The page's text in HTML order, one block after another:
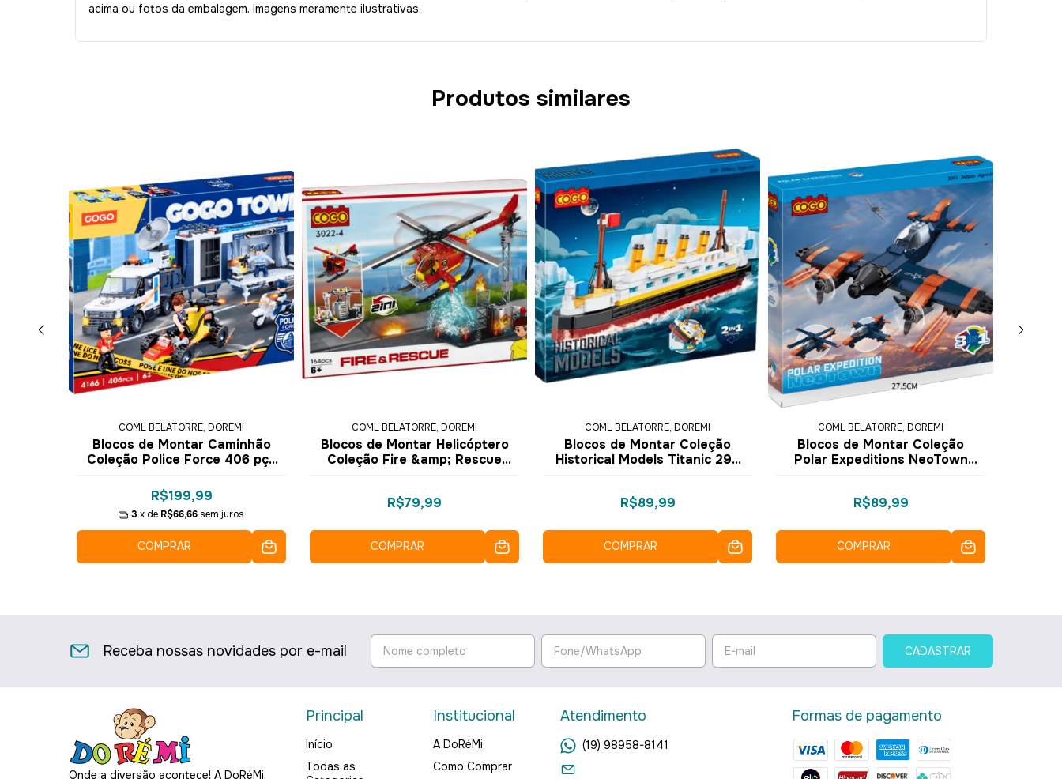
acima ou fotos da embalagem. Imagens meramente ilustrativas.
Produtos similares
COML BELATORRE, DOREMI
Blocos de Montar Caminhão
Coleção Police Force 406 pçs
R$199,99
3 x de R$66,66 sem juros
COMPRAR
COML BELATORRE, DOREMI
Blocos de Montar Helicóptero
Coleção Fire &amp; Rescue
R$79,99
COMPRAR
COML BELATORRE, DOREMI
Blocos de Montar Coleção
Historical Models Titanic 290
R$89,99
COMPRAR
COML BELATORRE, DOREMI
Blocos de Montar Coleção
Polar Expeditions NeoTown
R$89,99
COMPRAR
Receba nossas novidades por e-mail
Onde a diversão acontece! A DoRéMi,
Principal
Início
Todas as
Institucional
A DoRéMi
Como Comprar
Atendimento
(19) 98958-8141
Formas de pagamento